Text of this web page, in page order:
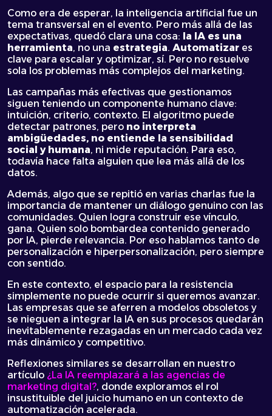
Como era de esperar, la inteligencia artificial fue un
tema transversal en el evento. Pero más allá de las
expectativas, quedó clara una cosa: la IA es una
herramienta, no una estrategia. Automatizar es
clave para escalar y optimizar, sí. Pero no resuelve
sola los problemas más complejos del marketing.
Las campañas más efectivas que gestionamos
siguen teniendo un componente humano clave:
intuición, criterio, contexto. El algoritmo puede
detectar patrones, pero no interpreta
ambigüedades, no entiende la sensibilidad
social y humana, ni mide reputación. Para eso,
todavía hace falta alguien que lea más allá de los
datos.
Además, algo que se repitió en varias charlas fue la
importancia de mantener un diálogo genuino con las
comunidades. Quien logra construir ese vínculo,
gana. Quien solo bombardea contenido generado
por IA, pierde relevancia. Por eso hablamos tanto de
personalización e hiperpersonalización, pero siempre
con sentido.
En este contexto, el espacio para la resistencia
simplemente no puede ocurrir si queremos avanzar.
Las empresas que se aferren a modelos obsoletos y
se nieguen a integrar la IA en sus procesos quedarán
inevitablemente rezagadas en un mercado cada vez
más dinámico y competitivo.
Reflexiones similares se desarrollan en nuestro
artículo ¿La IA reemplazará a las agencias de
marketing digital?, donde exploramos el rol
insustituible del juicio humano en un contexto de
automatización acelerada.